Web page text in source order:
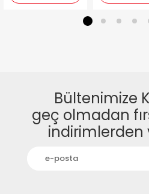
2 3 4
Bültenimize
geç olmadan
indirimlerden